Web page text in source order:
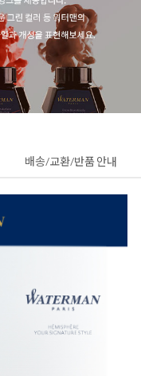
배송/교환/반품 안내